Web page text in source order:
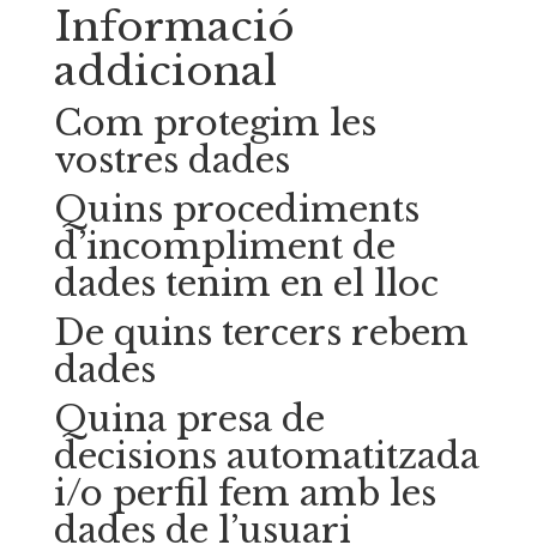
Informació
addicional
Com protegim les
vostres dades
Quins procediments
d’incompliment de
dades tenim en el lloc
De quins tercers rebem
dades
Quina presa de
decisions automatitzada
i/o perfil fem amb les
dades de l’usuari